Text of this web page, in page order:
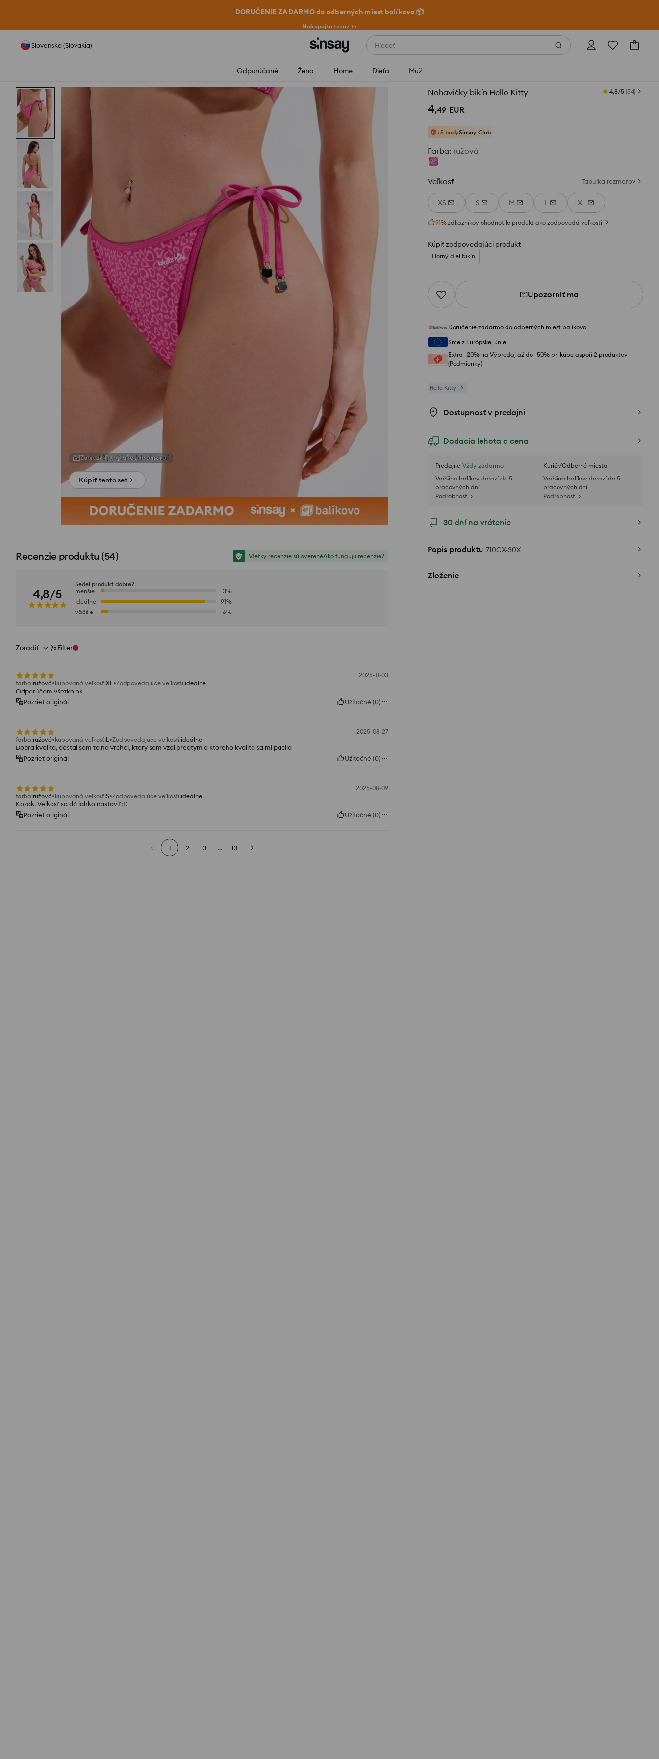
DORUČENIE ZADARMO do odberných miest balíkovo 📦
Nakupujte teraz >>
Slovensko (Slovakia) Hľadať
Odporúčané Žena Home Dieťa Muž
Nohavičky bikín Hello Kitty 4,8/5 (54)
4,49 EUR
+5 bodySinsay Club
Farba: ružová
Veľkosť Tabuľka rozmerov
XS S M L XL
91%zákazníkov ohodnotilo produkt ako zodpovedá veľkosti
Kúpiť zodpovedajúci produkt
Horný diel bikín
Upozorniť ma
Doručenie zadarmo do odberných miest balíkovo
Sme z Európskej únie
Extra -20% na Výpredaj až do -50% pri kúpe aspoň 2 produktov
(Podmienky)
Hello Kitty
Dostupnosť v predajni
Dodacia lehota a cena
Predajne Vždy zadarmo
Väčšina balíkov dorazí do 5
pracovných dní
Podrobnosti >
Kuriér/Odberné miesta
Väčšina balíkov dorazí do 5
pracovných dní
Podrobnosti >
30 dní na vrátenie
Popis produktu 710CX-30X
Zloženie
Zobraziť fotografie z recenzií
Kúpiť tento set
Recenzie produktu (54) Všetky recenzie sú overenéAko fungujú recenzie?
4,8/5
Sedel produkt dobre?
menšie
3%
ideálne
91%
väčšie
6%
Zoradiť Filter 1
2025-11-03
farba:ružová kupovaná veľkosť:XL Zodpovedajúce veľkosti:ideálne
Odporúčam všetko ok
Pozrieť originál
Užitočné (0)
2025-08-27
farba:ružová kupovaná veľkosť:L Zodpovedajúce veľkosti:ideálne
Dobrá kvalita, dostal som to na vrchol, ktorý som vzal predtým a ktorého kvalita sa mi páčila
Pozrieť originál
Užitočné (0)
2025-08-09
farba:ružová kupovaná veľkosť:S Zodpovedajúce veľkosti:ideálne
Kozák. Veľkosť sa dá ľahko nastaviť:D
Pozrieť originál
Užitočné (0)
1 2 3 ... 13